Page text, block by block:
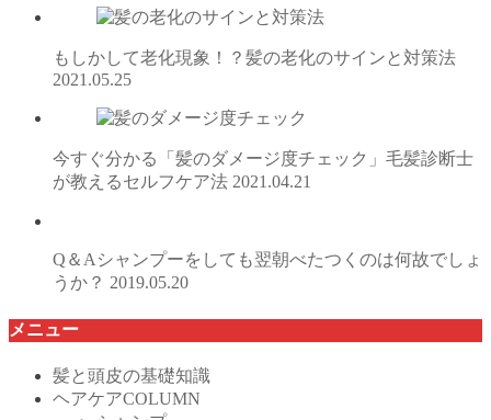
もしかして老化現象！？髪の老化のサインと対策法
2021.05.25
今すぐ分かる「髪のダメージ度チェック」毛髪診断士
が教えるセルフケア法 2021.04.21
Q＆Aシャンプーをしても翌朝べたつくのは何故でしょ
うか？ 2019.05.20
メニュー
髪と頭皮の基礎知識
ヘアケアCOLUMN